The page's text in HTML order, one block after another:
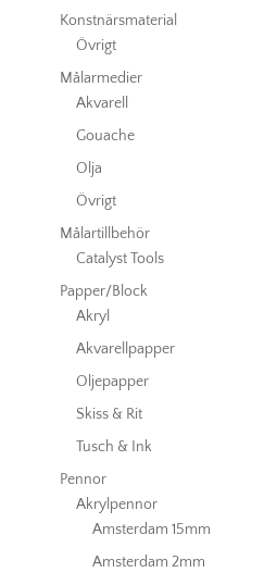
Konstnärsmaterial
Övrigt
Målarmedier
Akvarell
Gouache
Olja
Övrigt
Målartillbehör
Catalyst Tools
Papper/Block
Akryl
Akvarellpapper
Oljepapper
Skiss & Rit
Tusch & Ink
Pennor
Akrylpennor
Amsterdam 15mm
Amsterdam 2mm